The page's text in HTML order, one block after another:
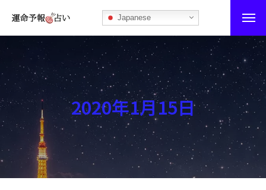
Japanese
運命予報占い
運命予報占いとは
あなたの所属部屋を探そう！
最恐の相性占い
秘伝公開！吉凶カレンダー
2020年1月15日